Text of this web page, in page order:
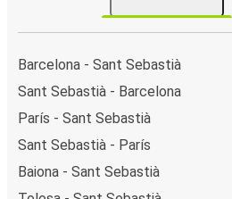
Barcelona - Sant Sebastià
Sant Sebastià - Barcelona
París - Sant Sebastià
Sant Sebastià - París
Baiona - Sant Sebastià